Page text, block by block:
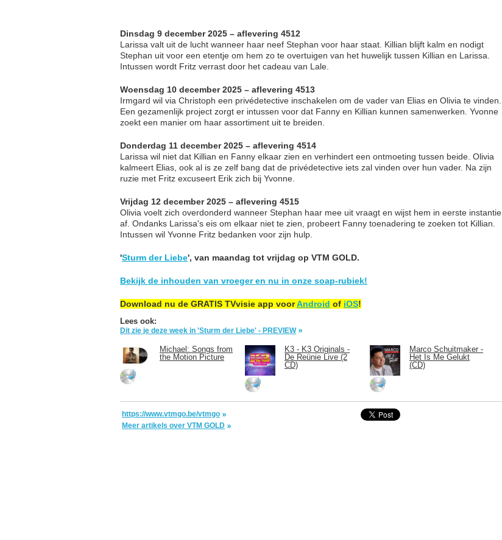
Dinsdag 9 december 2025 – aflevering 4512
Larissa valt uit de lucht wanneer haar neef Stephan voor haar staat. Killian blijft kalm en nodigt
Stephan uit voor een etentje om hem zo te overtuigen van het huwelijk tussen Killian en Larissa.
Intussen wordt Fritz verrast door het cadeau van Lale.
Woensdag 10 december 2025 – aflevering 4513
Irmgard wil via Christoph een privédetective inschakelen om de vader van Elias en Olivia te vinden.
Een gezamenlijk project zorgt er intussen voor dat Fanny en Killian kunnen samenwerken. Yvonne
zoekt een manier om haar assortiment uit te breiden.
Donderdag 11 december 2025 – aflevering 4514
Larissa wil niet dat Killian en Fanny elkaar zien en verhindert een ontmoeting tussen beide. Olivia
kalmeert Elias, ook al is ze zelf bang dat de privédetective iets zal vinden over hun vader. Na zijn
ruzie met Fritz excuseert Erik zich bij Yvonne.
Vrijdag 12 december 2025 – aflevering 4515
Olivia voelt zich overdonderd wanneer Stephan haar mee uit vraagt en wijst hem in eerste instantie
af. Ondanks Larissa's eis om elkaar niet te zien, probeert Fanny toenadering te zoeken tot Killian.
Intussen wil Yvonne Fritz bedanken voor zijn hulp.
'Sturm der Liebe', van maandag tot vrijdag op VTM GOLD.
Bekijk de inhouden van vroeger en nu in onze soap-rubiek!
Download nu de GRATIS TVvisie app voorAndroid of iOS!
Lees ook:
Dit zie je deze week in 'Sturm der Liebe' - PREVIEW
Michael: Songs from
the Motion Picture
K3 - K3 Originals -
De Reünie Live (2
CD)
Marco Schuitmaker -
Het Is Me Gelukt
(CD)
https://www.vtmgo.be/vtmgo
Meer artikels over VTM GOLD